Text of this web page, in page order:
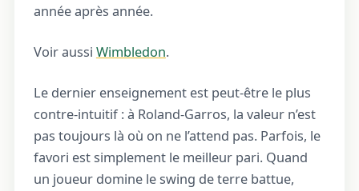
année après année.
Voir aussi Wimbledon.
Le dernier enseignement est peut-être le plus
contre-intuitif : à Roland-Garros, la valeur n’est
pas toujours là où on ne l’attend pas. Parfois, le
favori est simplement le meilleur pari. Quand
un joueur domine le swing de terre battue,